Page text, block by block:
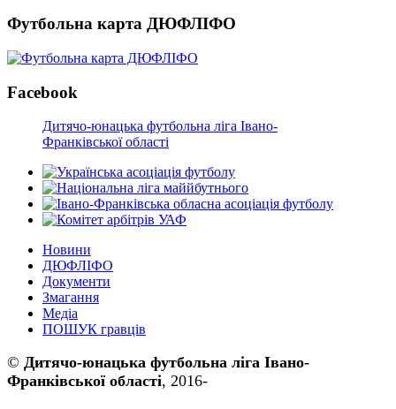
Футбольна карта ДЮФЛІФО
Facebook
Дитячо-юнацька футбольна ліга Івано-
Франківської області
Новини
ДЮФЛІФО
Документи
Змагання
Медіа
ПОШУК гравців
© Дитячо-юнацька футбольна ліга Івано-
Франківської області, 2016-